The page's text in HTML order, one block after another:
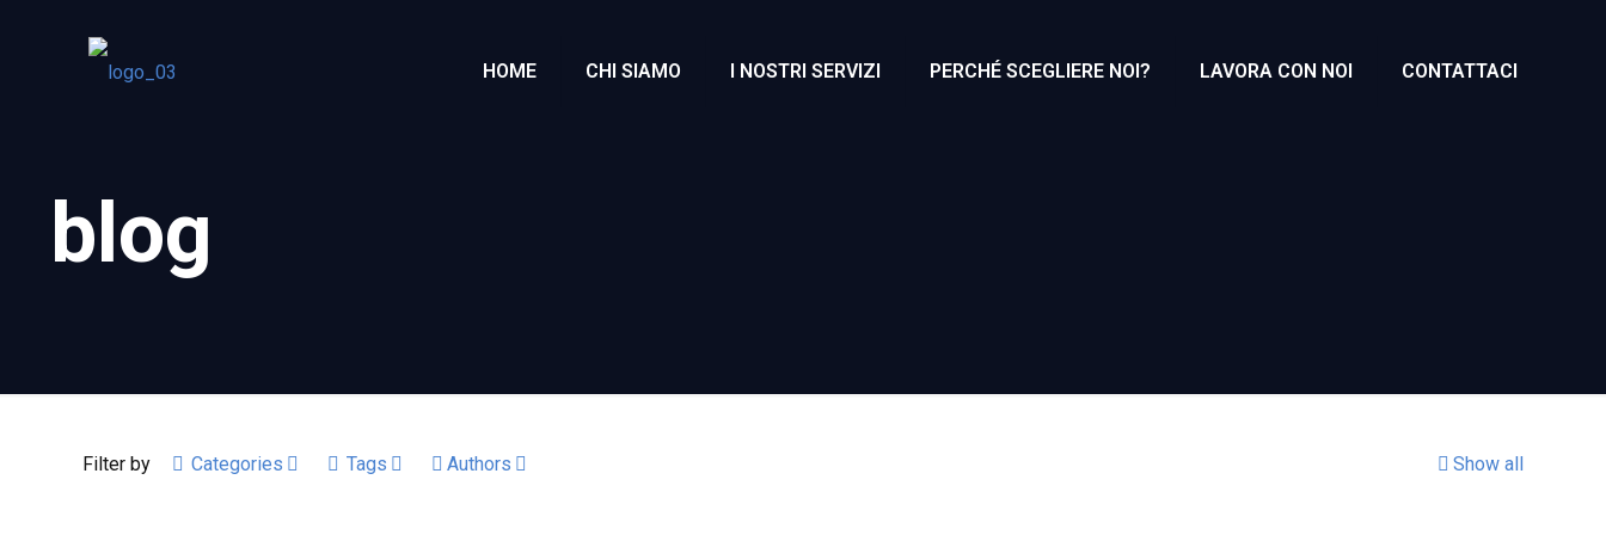
HOME CHI SIAMO I NOSTRI SERVIZI PERCHÉ SCEGLIERE NOI? LAVORA CON NOI CONTATTACI
blog
Filter by Categories Tags Authors Show all